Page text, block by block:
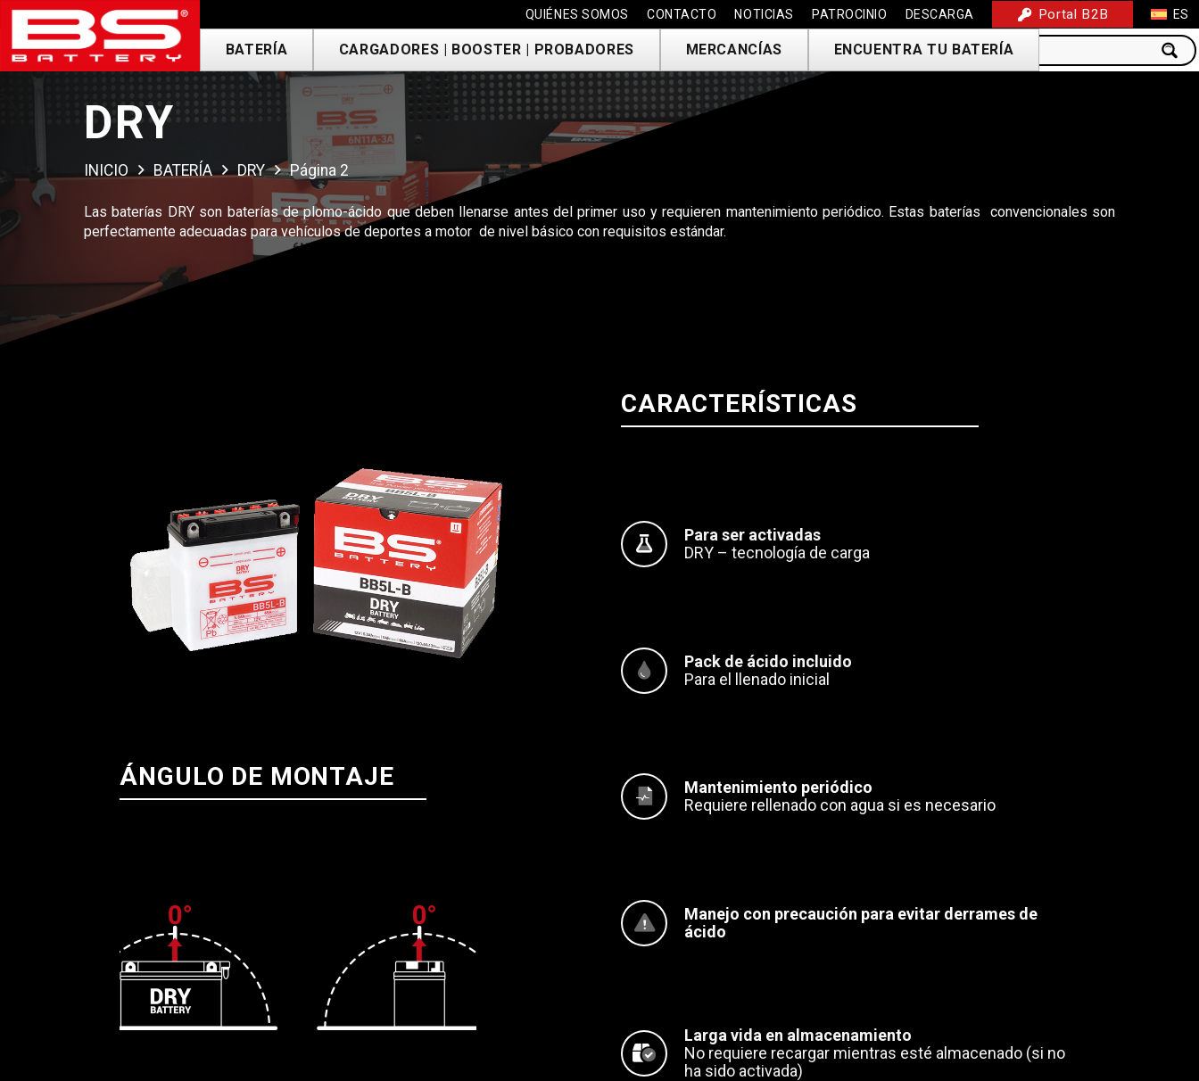
QUIÉNES SOMOS CONTACTO NOTICIAS PATROCINIO DESCARGA Portal B2B ES
BATERÍA CARGADORES | BOOSTER | PROBADORES MERCANCÍAS ENCUENTRA TU BATERÍA
DRY
INICIO BATERÍA DRY Página 2
Las baterías DRY son baterías de plomo-ácido que deben llenarse antes del primer uso y requieren mantenimiento periódico. Estas baterías convencionales son
perfectamente adecuadas para vehículos de deportes a motor de nivel básico con requisitos estándar.
ÁNGULO DE MONTAJE
CARACTERÍSTICAS
Para ser activadas
DRY – tecnología de carga
Pack de ácido incluido
Para el llenado inicial
Mantenimiento periódico
Requiere rellenado con agua si es necesario
Manejo con precaución para evitar derrames de
ácido
Larga vida en almacenamiento
No requiere recargar mientras esté almacenado (si no
ha sido activada)